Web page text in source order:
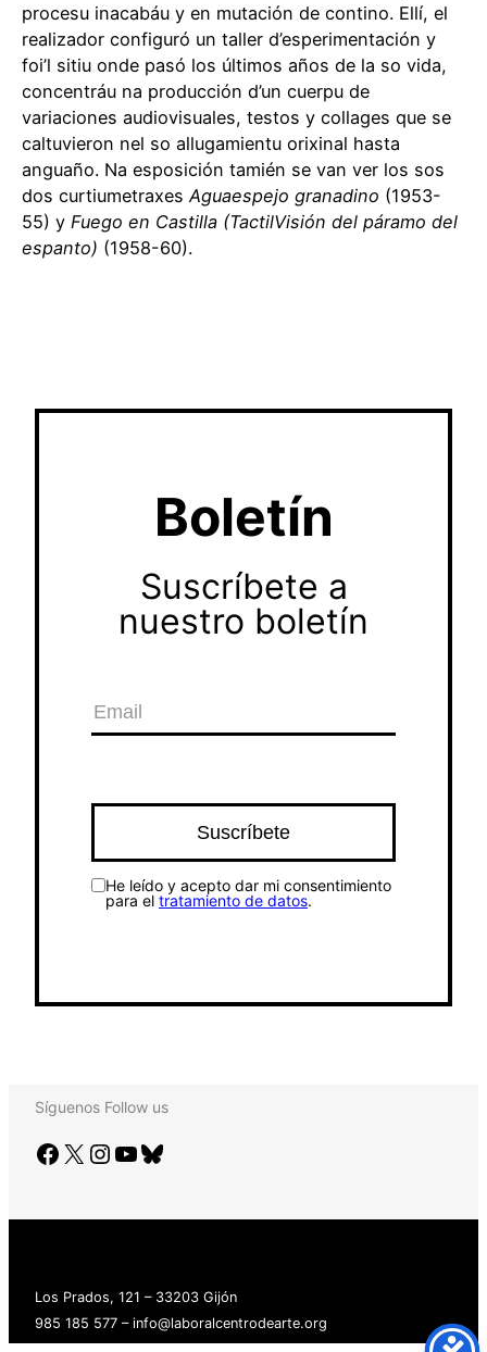
procesu inacabáu y en mutación de contino. Ellí, el
realizador configuró un taller d’esperimentación y
foi’l sitiu onde pasó los últimos años de la so vida,
concentráu na producción d’un cuerpu de
variaciones audiovisuales, testos y collages que se
caltuvieron nel so allugamientu orixinal hasta
anguaño. Na esposición tamién se van ver los sos
dos curtiumetraxesAguaespejo granadino (1953-
55) y Fuego en Castilla (TactilVisión del páramo del
espanto) (1958-60).
Boletín
Suscríbete a
nuestro boletín
He leído y acepto dar mi consentimiento
para el tratamiento de datos.
Síguenos Follow us
Facebook X Instagram YouTube Bluesky
Los Prados, 121 – 33203 Gijón
985 185 577 – info@laboralcentrodearte.org